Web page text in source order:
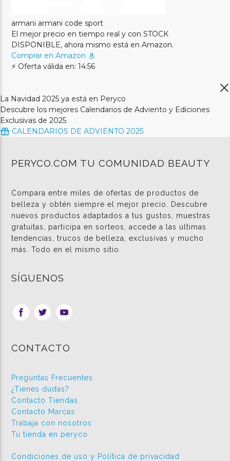
armani armani code sport
El mejor precio en tiempo real y con STOCK
DISPONIBLE, ahora mismo está en Amazon.
Comprar en Amazon
⚡ Oferta válida en: 14:55
La Navidad 2025 ya está en Peryco
Descubre los mejores Calendarios de Adviento y Ediciones
Exclusivas de 2025
CALENDARIOS DE ADVIENTO 2025
PERYCO.COM TU COMUNIDAD BEAUTY
Compara entre miles de ofertas de productos de
belleza y obtén siempre el mejor precio. Descubre
nuevos productos adaptados a tus gustos, muestras
gratuitas, participa en sorteos, accede a las últimas
tendencias, trucos de belleza, exclusivas y mucho
más. Todo en el mismo sitio.
SÍGUENOS
CONTACTO
Preguntas Frecuentes
¿Tienes dudas?
Contacto Tiendas
Contacto Marcas
Trabaja con nosotros
Tu tienda en peryco
Condiciones de uso y Política de privacidad